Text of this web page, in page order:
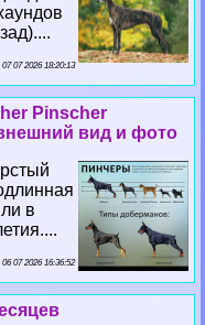
07 07 2026 18:20:13
Pinscher
вид и фото
в
06 07 2026 16:36:52